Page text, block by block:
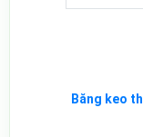
Băng keo